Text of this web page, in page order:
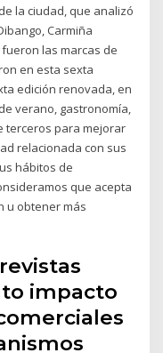
la ciudad, que analizó
Carmiña
las marcas de
en esta sexta
edición renovada, en
verano, gastronomía,
terceros para mejorar
relacionada con sus
hábitos de
que acepta
u obtener más
impacto